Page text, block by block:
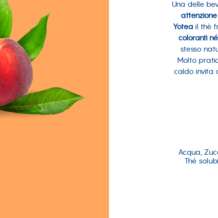
Una delle
attenzione
Yotea il thè
coloranti
stesso
Molto
caldo invita
Acqua,
Thé